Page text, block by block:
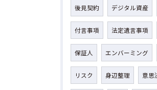
後見契約 デジタル資産
付言事項 法定遺言事項
保証人 エンバーミング
リスク 身辺整理 意思